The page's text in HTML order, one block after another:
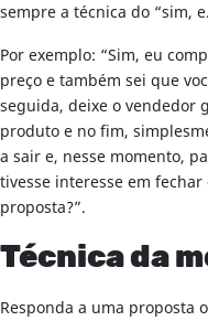
sempre a técnica do “sim,
Por exemplo: “Sim, eu
preço e também sei que
seguida, deixe o vendedor
produto e no fim,
a sair e, nesse momento,
tivesse interesse em
proposta?”.
Técnica da
Responda a uma proposta